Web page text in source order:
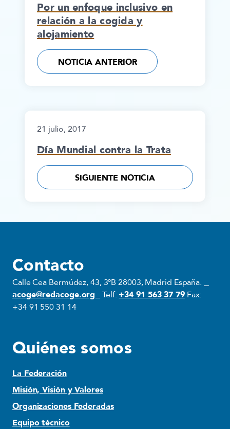
Por un enfoque inclusivo en
relación a la cogida y
alojamiento
NOTICIA ANTERIOR
21 julio, 2017
Día Mundial contra la Trata
SIGUIENTE NOTICIA
Contacto
Calle Cea Bermúdez, 43, 3ºB 28003, Madrid España.
acoge@redacoge.org
Telf: +34 91 563 37 79Fax:
+34 91 550 31 14
Quiénes somos
La Federación
Misión, Visión y Valores
Organizaciones Federadas
Equipo técnico